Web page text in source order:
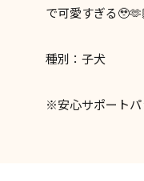
で可愛すぎる
種別：子犬
※安心サポートパ